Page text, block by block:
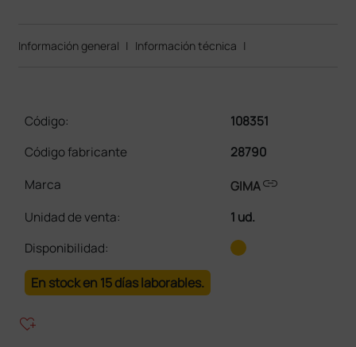
Información general | Información técnica |
Código:
108351
Código fabricante
28790
Marca
GIMAlink
Unidad de venta:
1 ud.
Disponibilidad:
En stock en 15 días laborables.
heart_plus